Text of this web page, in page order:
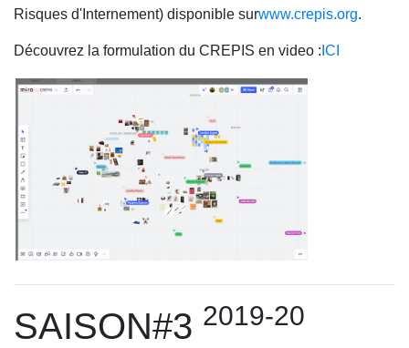
Risques d'Internement) disponible surwww.crepis.org.
Découvrez la formulation du CREPIS en video : ICI
SAISON#3 2019-20